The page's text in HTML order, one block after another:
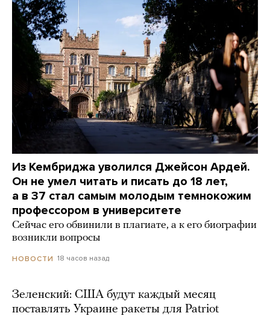
Из Кембриджа уволился Джейсон Ардей.
Он не умел читать и писать до 18 лет,
а в 37 стал самым молодым темнокожим
профессором в университете
Сейчас его обвинили в плагиате, а к его биографии
возникли вопросы
НОВОСТИ 18 часов назад
Зеленский: США будут каждый месяц
поставлять Украине ракеты для Patriot